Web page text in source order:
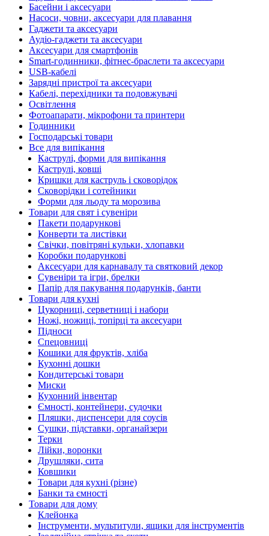
Басейни і аксесуари
Насоси, човни, аксесуари для плавання
Гаджети та аксесуари
Аудіо-гаджети та аксесуари
Аксесуари для смартфонів
Smart-годинники, фітнес-браслети та аксесуари
USB-кабелі
Зарядні пристрої та аксесуари
Кабелі, перехідники та подовжувачі
Освітлення
Фотоапарати, мікрофони та принтери
Годинники
Господарські товари
Все для випікання
Каструлі, форми для випікання
Каструлі, ковші
Кришки для каструль і сковорідок
Сковорідки і сотейники
Форми для льоду та морозива
Товари для свят і сувеніри
Пакети подарункові
Конверти та листівки
Свічки, повітряні кульки, хлопавки
Коробки подарункові
Аксесуари для карнавалу та святковий декор
Сувеніри та ігри, брелки
Папір для пакування подарунків, банти
Товари для кухні
Цукорниці, серветниці і набори
Ножі, ножиці, топірці та аксесуари
Підноси
Спецовниці
Кошики для фруктів, хліба
Кухонні дошки
Кондитерські товари
Миски
Кухонний інвентар
Ємності, контейнери, судочки
Пляшки, диспенсери для соусів
Сушки, підставки, органайзери
Терки
Лійки, воронки
Друшляки, сита
Ковшики
Товари для кухні (різне)
Банки та ємності
Товари для дому
Клейонка
Інструменти, мультитули, ящики для інструментів